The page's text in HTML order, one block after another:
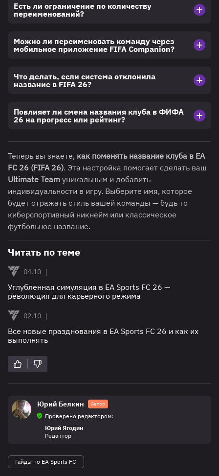
Есть ли ограничение по количеству
переименований?
Можно ли переименовать команду через
мобильное приложение FIFA Companion?
Что делать, если система отклонила
название в FIFA 26?
Повлияет ли смена названия клуба в ФИФА
26 на прогресс или рейтинг?
Теперь вы знаете, как поменять название клуба в EA
FC 26 (FIFA 26). Эта настройка помогает сделать ваш
Ultimate Team уникальным и добавить
индивидуальности в игру. Выберите имя, которое
будет отражать стиль вашей команды — будь то
киберспортивный никнейм или классическое
футбольное название.
Читать по теме
04.10 |
Углубленная симуляция в EA Sports FC 26 —
революция для карьерного режима
02.10 |
Все новые празднования в EA Sports FC 26 и как их
выполнять
Юрий Белкин Автор
Проверено редактором:
Юрий Ягодин
Редактор
Гайды по EA Sports FC